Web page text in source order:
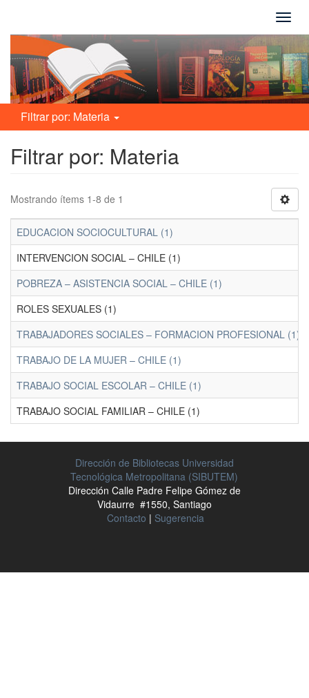
Filtrar por: Materia
Filtrar por: Materia
Mostrando ítems 1-8 de 1
EDUCACION SOCIOCULTURAL (1)
INTERVENCION SOCIAL – CHILE (1)
POBREZA – ASISTENCIA SOCIAL – CHILE (1)
ROLES SEXUALES (1)
TRABAJADORES SOCIALES – FORMACION PROFESIONAL (1)
TRABAJO DE LA MUJER – CHILE (1)
TRABAJO SOCIAL ESCOLAR – CHILE (1)
TRABAJO SOCIAL FAMILIAR – CHILE (1)
Dirección de Bibliotecas Universidad
Tecnológica Metropolitana (SIBUTEM)
Dirección Calle Padre Felipe Gómez de
Vidaurre #1550, Santiago
Contacto | Sugerencia